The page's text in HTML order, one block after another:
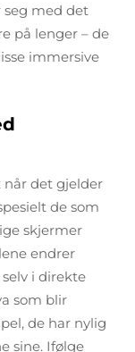
med det
på lenger – de
immersive
når det gjelder
de som
skjermer
endrer
i direkte
som blir
de har nylig
sine. Ifølge